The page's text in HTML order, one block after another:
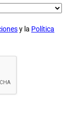
y la Política